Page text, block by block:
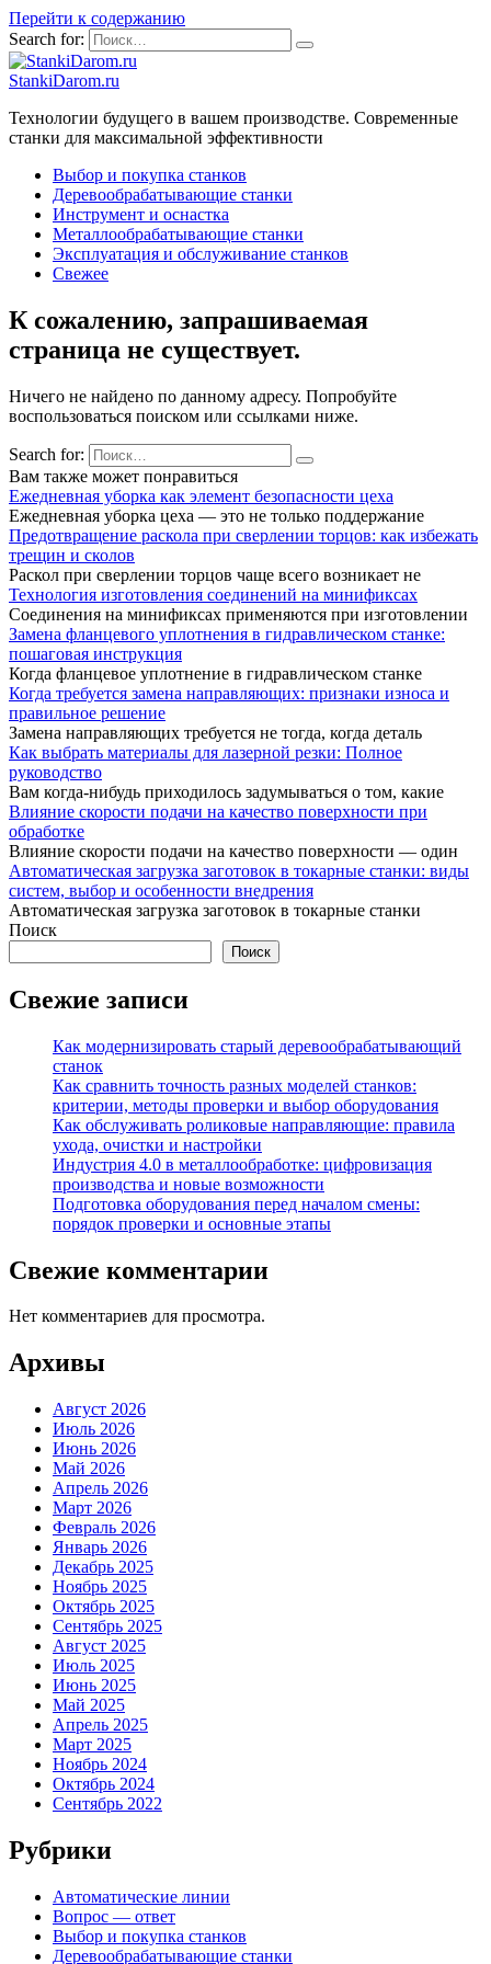
Перейти к содержанию
Search for:
StankiDarom.ru
Технологии будущего в вашем производстве. Современные
станки для максимальной эффективности
Выбор и покупка станков
Деревообрабатывающие станки
Инструмент и оснастка
Металлообрабатывающие станки
Эксплуатация и обслуживание станков
Свежее
К сожалению, запрашиваемая
страница не существует.
Ничего не найдено по данному адресу. Попробуйте
воспользоваться поиском или ссылками ниже.
Search for:
Вам также может понравиться
Ежедневная уборка как элемент безопасности цеха
Ежедневная уборка цеха — это не только поддержание
Предотвращение раскола при сверлении торцов: как избежать
трещин и сколов
Раскол при сверлении торцов чаще всего возникает не
Технология изготовления соединений на минификсах
Соединения на минификсах применяются при изготовлении
Замена фланцевого уплотнения в гидравлическом станке:
пошаговая инструкция
Когда фланцевое уплотнение в гидравлическом станке
Когда требуется замена направляющих: признаки износа и
правильное решение
Замена направляющих требуется не тогда, когда деталь
Как выбрать материалы для лазерной резки: Полное
руководство
Вам когда-нибудь приходилось задумываться о том, какие
Влияние скорости подачи на качество поверхности при
обработке
Влияние скорости подачи на качество поверхности — один
Автоматическая загрузка заготовок в токарные станки: виды
систем, выбор и особенности внедрения
Автоматическая загрузка заготовок в токарные станки
Поиск
Поиск
Свежие записи
Как модернизировать старый деревообрабатывающий
станок
Как сравнить точность разных моделей станков:
критерии, методы проверки и выбор оборудования
Как обслуживать роликовые направляющие: правила
ухода, очистки и настройки
Индустрия 4.0 в металлообработке: цифровизация
производства и новые возможности
Подготовка оборудования перед началом смены:
порядок проверки и основные этапы
Свежие комментарии
Нет комментариев для просмотра.
Архивы
Август 2026
Июль 2026
Июнь 2026
Май 2026
Апрель 2026
Март 2026
Февраль 2026
Январь 2026
Декабрь 2025
Ноябрь 2025
Октябрь 2025
Сентябрь 2025
Август 2025
Июль 2025
Июнь 2025
Май 2025
Апрель 2025
Март 2025
Ноябрь 2024
Октябрь 2024
Сентябрь 2022
Рубрики
Автоматические линии
Вопрос — ответ
Выбор и покупка станков
Деревообрабатывающие станки